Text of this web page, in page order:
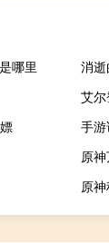
哪里
消
艾
手
原
原